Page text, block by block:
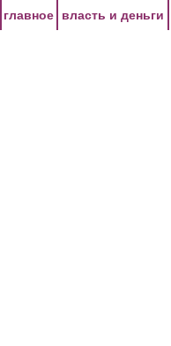
главное власть и деньги